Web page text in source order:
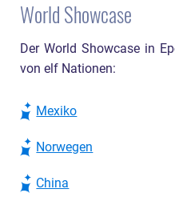
World Showcase
Der World Showcase in
von elf Nationen:
Mexiko
Norwegen
China